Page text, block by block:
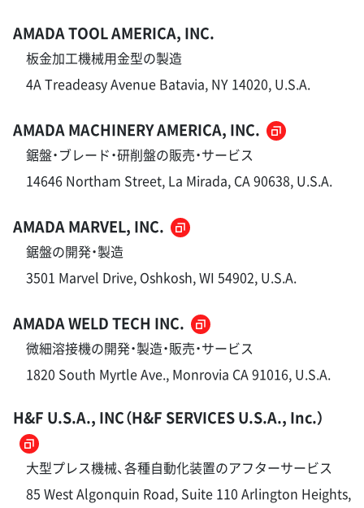
AMADA TOOL AMERICA, INC.
板金加工機械用金型の製造
4A Treadeasy Avenue Batavia, NY 14020, U.S.A.
AMADA MACHINERY AMERICA, INC.
鋸盤・ブレード・研削盤の販売・サービス
14646 Northam Street, La Mirada, CA 90638, U.S.A.
AMADA MARVEL, INC.
鋸盤の開発・製造
3501 Marvel Drive, Oshkosh, WI 54902, U.S.A.
AMADA WELD TECH INC.
微細溶接機の開発・製造・販売・サービス
1820 South Myrtle Ave., Monrovia CA 91016, U.S.A.
H&F U.S.A., INC（H&F SERVICES U.S.A., Inc.）
大型プレス機械、各種自動化装置のアフターサービス
85 West Algonquin Road, Suite 110 Arlington Heights,